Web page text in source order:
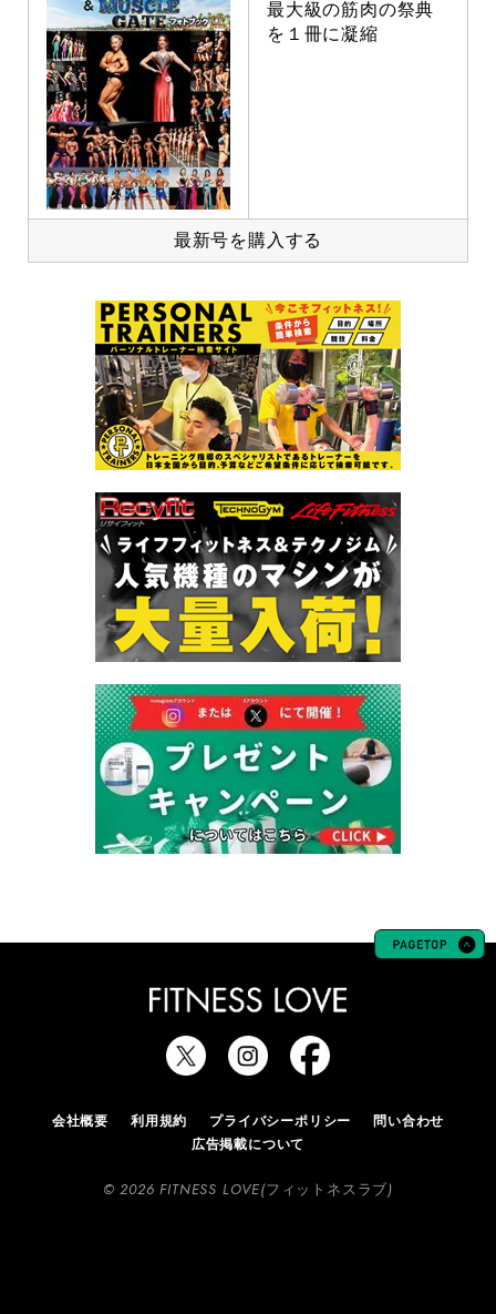
最大級の筋肉の祭典
を１冊に凝縮
最新号を購入する
会社概要 利用規約 プライバシーポリシー
問い合わせ
広告掲載について
© 2026 FITNESS LOVE(フィットネスラブ)